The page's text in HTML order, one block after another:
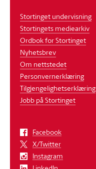
Stortinget undervisning
Stortingets mediearkiv
Ordbok for Stortinget
Nyhetsbrev
Om nettstedet
Personvernerklæring
Tilgjengelighetserklæring
Jobb på Stortinget
Facebook
X/Twitter
Instagram